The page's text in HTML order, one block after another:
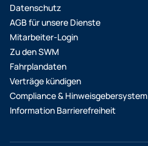
Datenschutz
AGB für unsere Dienste
Mitarbeiter-Login
Zu den SWM
Fahrplandaten
Verträge kündigen
Compliance & Hinweisgebersystem
Information Barrierefreiheit